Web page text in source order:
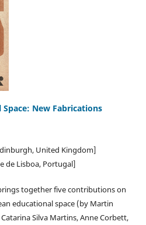
New Fabrications
United Kingdom]
de Lisboa, Portugal]
together five contributions on
educational space (by Martin
Silva Martins, Anne Corbett,